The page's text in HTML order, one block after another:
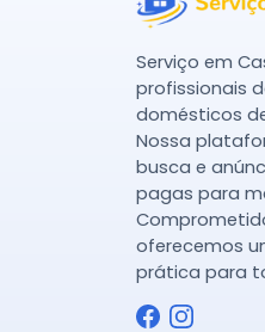
Serviço em
profissionais
domésticos
Nossa
busca e
pagas para
oferecemos
prática para